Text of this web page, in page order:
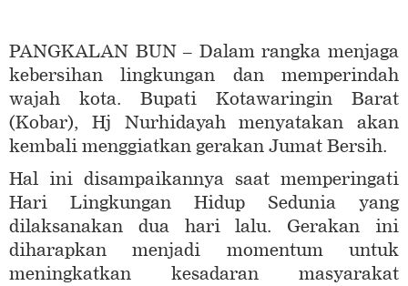
PANGKALAN BUN – Dalam rangka menjaga
kebersihan lingkungan dan memperindah
wajah kota. Bupati Kotawaringin Barat
(Kobar), Hj Nurhidayah menyatakan akan
kembali menggiatkan gerakan Jumat Bersih.
Hal ini disampaikannya saat memperingati
Hari Lingkungan Hidup Sedunia yang
dilaksanakan dua hari lalu. Gerakan ini
diharapkan menjadi momentum untuk
meningkatkan kesadaran masyarakat